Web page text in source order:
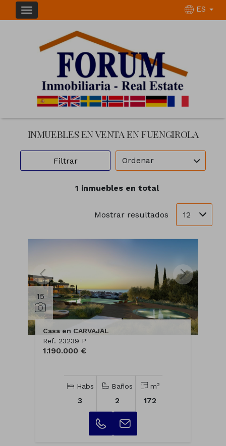
ES
INMUEBLES EN VENTA EN FUENGIROLA
Filtrar Ordenar
1 inmuebles en total
Mostrar resultados 12
15
Casa en CARVAJAL
Ref. 23239 P
1.190.000 €
Habs
3
Baños
2
m2
172